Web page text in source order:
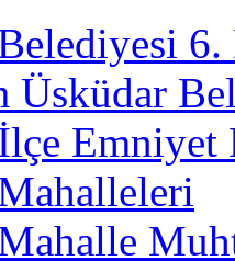
6.
Üsküdar